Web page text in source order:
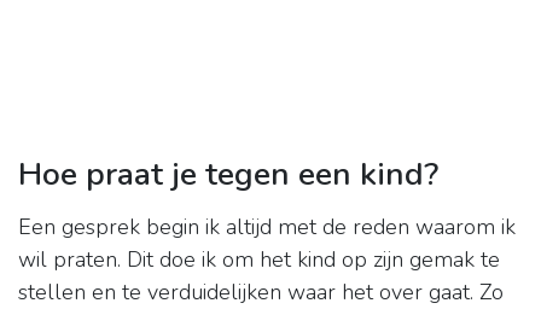
Hoe praat je tegen een kind?
Een gesprek begin ik altijd met de reden waarom ik
wil praten. Dit doe ik om het kind op zijn gemak te
stellen en te verduidelijken waar het over gaat. Zo